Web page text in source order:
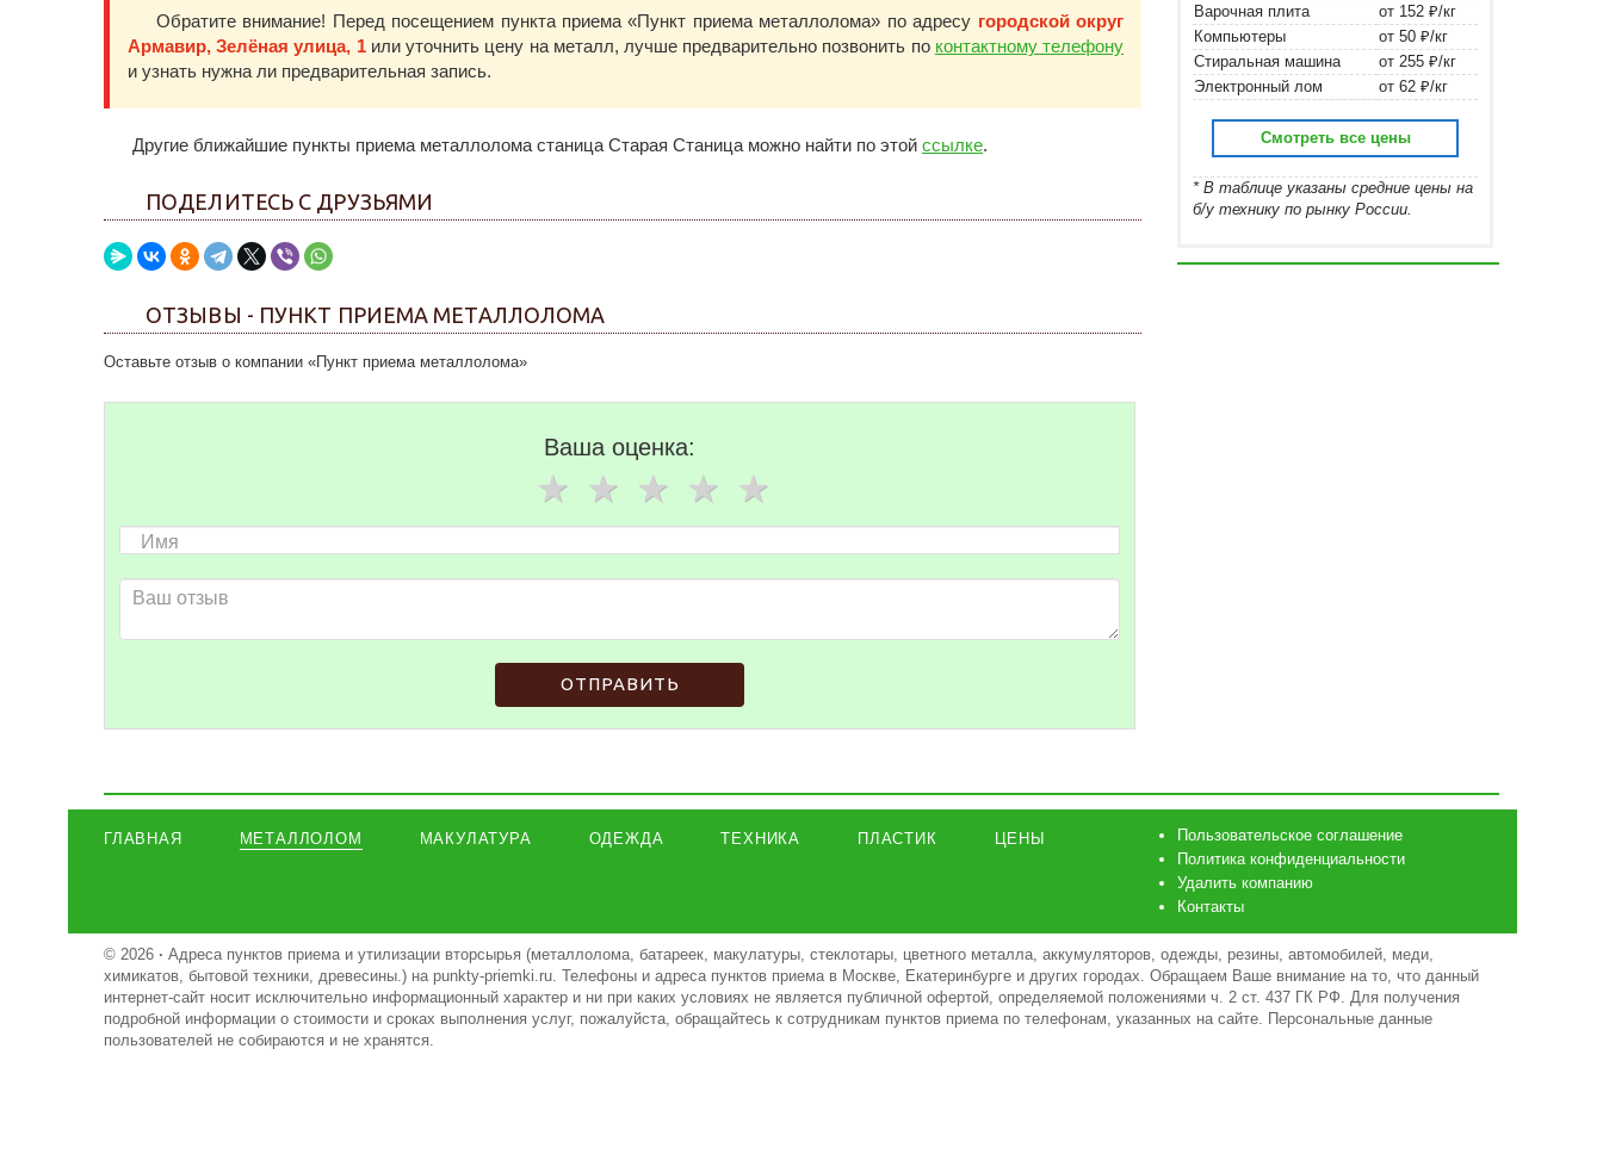
Обратите внимание! Перед посещением пункта приема «Пункт приема металлолома» по адресу городской округ
Армавир, Зелёная улица, 1или уточнить цену на металл, лучше предварительно позвонить по контактному телефону
и узнать нужна ли предварительная запись.
Другие ближайшие пункты приема металлолома станица Старая Станица можно найти по этой ссылке.
ПОДЕЛИТЕСЬ С ДРУЗЬЯМИ
ОТЗЫВЫ - ПУНКТ ПРИЕМА МЕТАЛЛОЛОМА
Оставьте отзыв о компании «Пункт приема металлолома»
Ваша оценка:
ОТПРАВИТЬ
Варочная плита
от 152 ₽/кг
Компьютеры
от 50 ₽/кг
Стиральная машина
от 255 ₽/кг
Электронный лом
от 62 ₽/кг
Смотреть все цены
* В таблице указаны средние цены на
б/у технику по рынку России.
ГЛАВНАЯ МЕТАЛЛОЛОМ МАКУЛАТУРА ОДЕЖДА ТЕХНИКА ПЛАСТИК ЦЕНЫ
Пользовательское соглашение
Политика конфиденциальности
Удалить компанию
Контакты
© 2026 · Адреса пунктов приема и утилизации вторсырья (металлолома, батареек, макулатуры, стеклотары, цветного металла, аккумуляторов, одежды, резины, автомобилей, меди,
химикатов, бытовой техники, древесины.) на punkty-priemki.ru. Телефоны и адреса пунктов приема в Москве, Екатеринбурге и других городах. Обращаем Ваше внимание на то, что данный
интернет-сайт носит исключительно информационный характер и ни при каких условиях не является публичной офертой, определяемой положениями ч. 2 ст. 437 ГК РФ. Для получения
подробной информации о стоимости и сроках выполнения услуг, пожалуйста, обращайтесь к сотрудникам пунктов приема по телефонам, указанных на сайте. Персональные данные
пользователей не собираются и не хранятся.